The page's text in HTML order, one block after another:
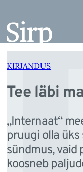
juurde
KIRJANDUS
Tee läbi
„Internaat“
pruugi olla
sündmus, vaid
koosneb